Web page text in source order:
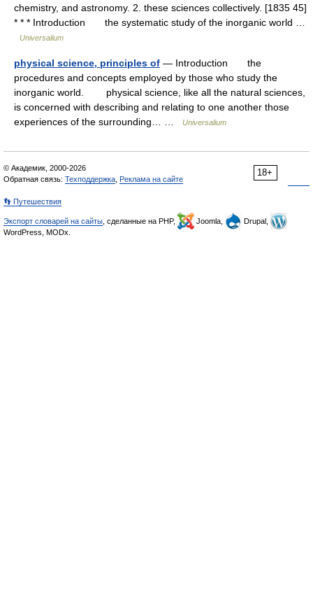
chemistry, and astronomy. 2. these sciences collectively. [1835 45]
* * * Introduction the systematic study of the inorganic world …
Universalium
physical science, principles of — Introduction the
procedures and concepts employed by those who study the
inorganic world. physical science, like all the natural sciences,
is concerned with describing and relating to one another those
experiences of the surrounding… …
Universalium
18+
© Академик, 2000-2026
Обратная связь: Техподдержка Реклама на сайте
👣 Путешествия
Экспорт словарей на сайты , сделанные на PHP, Joomla,
Drupal,
WordPress, MODx.